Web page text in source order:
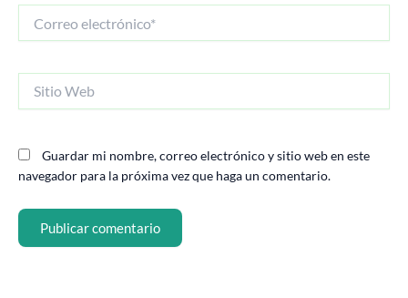
electrónico*
Web
Guardar mi nombre, correo electrónico y sitio web en este
navegador para la próxima vez que haga un comentario.